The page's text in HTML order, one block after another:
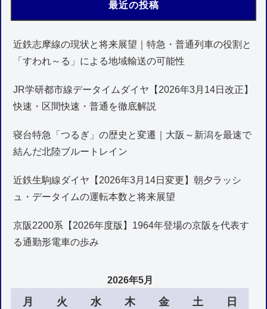
最近の投稿
近鉄志摩線の現状と将来展望｜特急・普通列車の役割と
「すわれ～る」による地域輸送の可能性
JR学研都市線データイムダイヤ【2026年3月14日改正】
快速・区間快速・普通を徹底解説
寝台特急「つるぎ」の歴史と変遷｜大阪～新潟を最速で
結んだ北陸ブルートレイン
近鉄生駒線ダイヤ【2026年3月14日変更】朝夕ラッシ
ュ・データイムの運転本数と将来展望
京阪2200系【2026年度版】1964年登場の京阪を代表す
る通勤形電車の歩み
2026年5月
月 火 水 木 金 土 日